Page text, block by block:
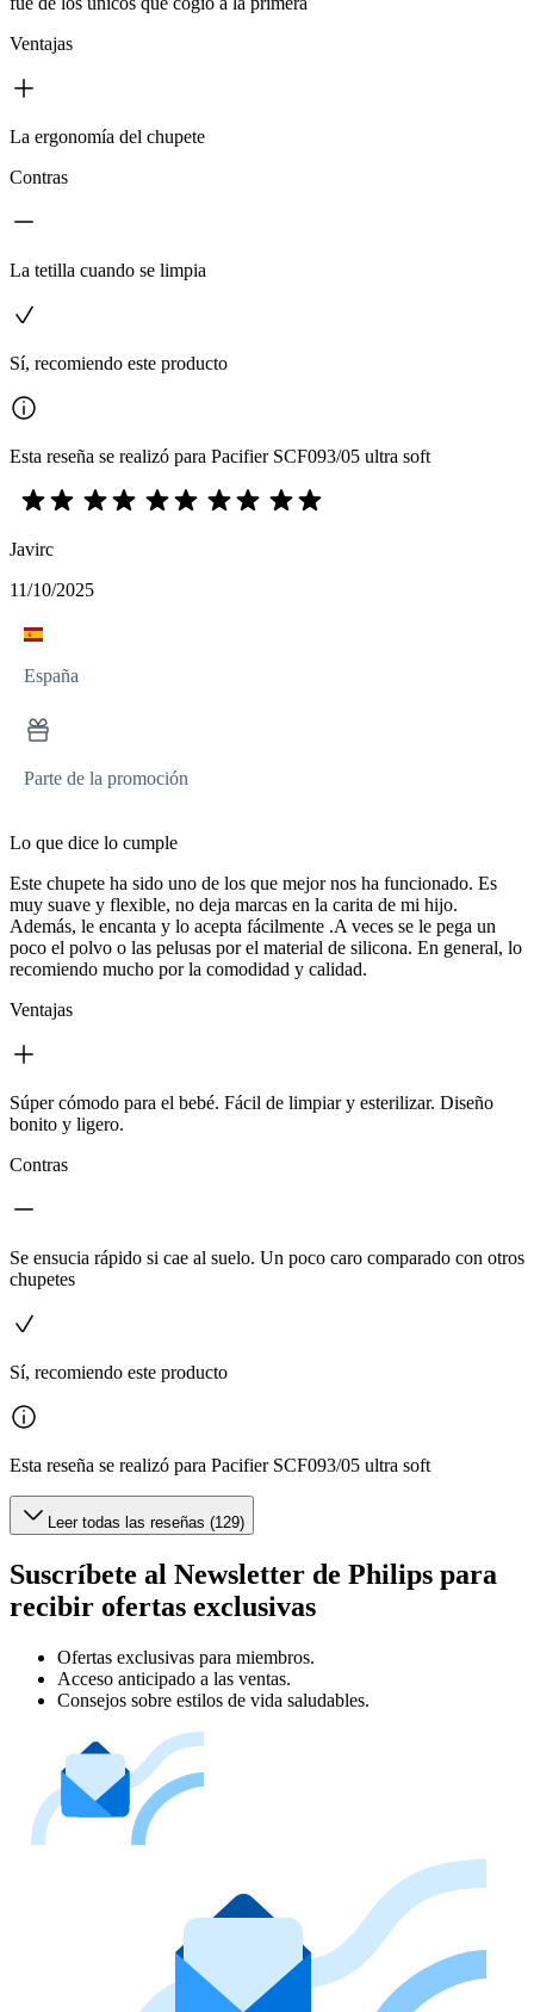
Ventajas
La ergonomía del chupete
Contras
La tetilla cuando se limpia
Sí, recomiendo este producto
Esta reseña se realizó para Pacifier SCF093/05 ultra soft
Javirc
11/10/2025
España
Parte de la promoción
Lo que dice lo cumple
Este chupete ha sido uno de los que mejor nos ha funcionado. Es
muy suave y flexible, no deja marcas en la carita de mi hijo.
Además, le encanta y lo acepta fácilmente .A veces se le pega un
poco el polvo o las pelusas por el material de silicona. En general, lo
recomiendo mucho por la comodidad y calidad.
Ventajas
Súper cómodo para el bebé. Fácil de limpiar y esterilizar. Diseño
bonito y ligero.
Contras
Se ensucia rápido si cae al suelo. Un poco caro comparado con otros
chupetes
Sí, recomiendo este producto
Esta reseña se realizó para Pacifier SCF093/05 ultra soft
Leer todas las reseñas (129)
Suscríbete al Newsletter de Philips para
recibir ofertas exclusivas
Ofertas exclusivas para miembros.
Acceso anticipado a las ventas.
Consejos sobre estilos de vida saludables.